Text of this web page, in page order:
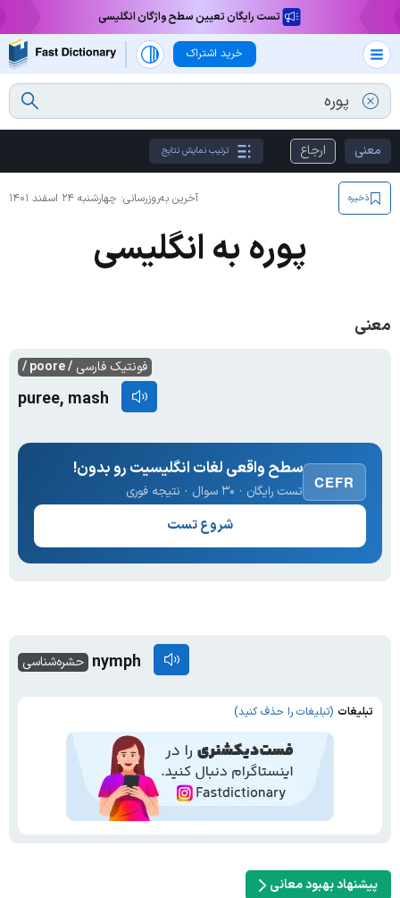
تست رایگان تعیین سطح واژگان انگلیسی
خرید اشتراک
معنی ارجاع ترتیب نمایش نتایج
آخرین به‌روزرسانی: چهارشنبه ۲۴ اسفند ۱۴۰۱ ذخیره
پوره به انگلیسی
معنی
فونتیک فارسی / poore /
puree, mash
CEFR
سطح واقعی لغات انگلیسیت رو بدون!
تست رایگان · ۳۰ سوال · نتیجه فوری
شروع تست
حشره‌شناسی nymph
تبلیغات (تبلیغات را حذف کنید)
پیشنهاد بهبود معانی